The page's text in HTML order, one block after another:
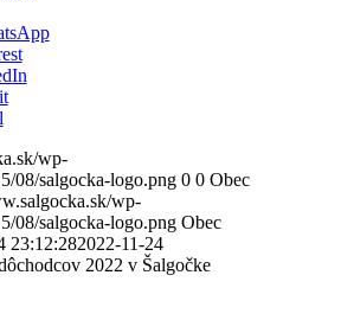
wp-
08/salgocka-logo.png 0 0 Obec
wp-
08/salgocka-logo.png Obec
23:12:282022-11-24
2022 v Šalgočke